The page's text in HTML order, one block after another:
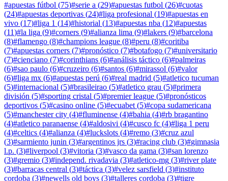
#apuestas fútbol (75)#serie a (29)#apuestas futbol (26)#cuotas
(24)#apuestas deportivas (24)#liga profesional (19)#apuestas en
vivo (17)#liga 1 (14)#historial (13)#apuestas nba (12)#apuestas
(11)#la liga (9)#corners (9)#alianza lima (9)#lakers (9)#barcelona
(8)#flamengo (8)#champions league (8)#peru (8)#coritiba
(7)#apuestas corners (7)#pronóstico (7)#botafogo (7)#universitario
(7)#cienciano (7)#corinthians (6)#análisis táctico (6)#palmeiras
(6)#sao paulo (6)#cruzeiro (6)#santos (6)#mirassol (6)#valor
(6)#liga mx (6)#apuestas perú (6)#real madrid (5)#atletico tucuman
(5)#internacional (5)#brasileirao (5)#atletico grau (5)#primera
división (5)#sporting cristal (5)#premier league (5)#pronósticos
deportivos (5)#casino online (5)#ecuabet (5)#copa sudamericana
(5)#manchester city (4)#fluminense (4)#bahia (4)#rb bragantino
(4)#atletico paranaense (4)#aldosivi (4)#cusco fc (4)#liga 1 peru
(4)#celtics (4)#alianza (4)#luckslots (4)#remo (3)#cruz azul
(3)#sarmiento junin (3)#argentinos jrs (3)#racing club (3)#gimnasia
l.p. (3)#liverpool (3)#vitoria (3)#vasco da gama (3)#san lorenzo
(3)#gremio (3)#independ. rivadavia (3)#atletico-mg (3)#river plate
(3)#barracas central (3)#táctica (3)#velez sarsfield (3)#instituto
cordoba (3)#newells old boys (3)#talleres cordoba (3)#tigre